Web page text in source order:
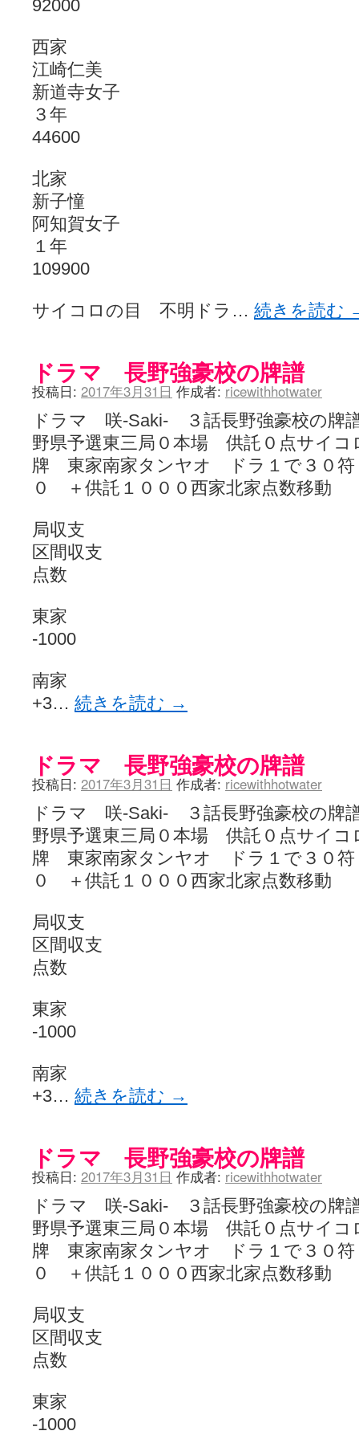
92000
西家
江崎仁美
新道寺女子
３年
44600
北家
新子憧
阿知賀女子
１年
109900
サイコロの目 不明ドラ… 続きを読む
ドラマ 長野強豪校の牌譜
投稿日: 2017年3月31日 作成者: ricewithhotwater
ドラマ 咲-Saki- ３話長野強豪校の牌
野県予選東三局０本場 供託０点サイ
牌 東家南家タンヤオ ドラ１で３０
０ ＋供託１０００西家北家点数移動
局収支
区間収支
点数
東家
-1000
南家
+3… 続きを読む →
ドラマ 長野強豪校の牌譜
投稿日: 2017年3月31日 作成者: ricewithhotwater
ドラマ 咲-Saki- ３話長野強豪校の牌
野県予選東三局０本場 供託０点サイ
牌 東家南家タンヤオ ドラ１で３０
０ ＋供託１０００西家北家点数移動
局収支
区間収支
点数
東家
-1000
南家
+3… 続きを読む →
ドラマ 長野強豪校の牌譜
投稿日: 2017年3月31日 作成者: ricewithhotwater
ドラマ 咲-Saki- ３話長野強豪校の牌
野県予選東三局０本場 供託０点サイ
牌 東家南家タンヤオ ドラ１で３０
０ ＋供託１０００西家北家点数移動
局収支
区間収支
点数
東家
-1000